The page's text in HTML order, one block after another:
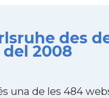
des
2008
una de les 484